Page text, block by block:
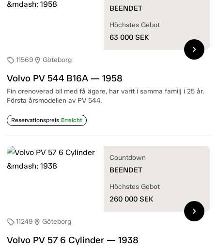
sell11569 location_on Göteborg
Volvo PV 544 B16A — 1958
Fin orenoverad bil med få ägare, har varit i samma familj i 25 år.
Första årsmodellen av PV 544.
Reservationspreis Erreicht
BEENDET
Höchstes Gebot
63 000 SEK
chevron_right
sell11249 location_on Göteborg
Volvo PV 57 6 Cylinder — 1938
Countdown
BEENDET
Höchstes Gebot
260 000 SEK
chevron_right